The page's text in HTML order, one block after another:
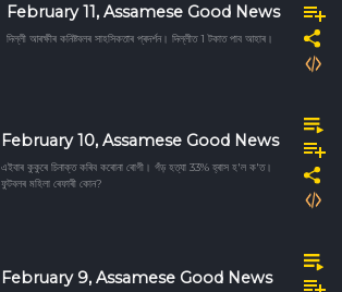
February 11, Assamese Good News
দিল্লী আৰক্ষীৰ কনিষ্টবলৰ সাহসিকতাৰ প্ৰদৰ্শন। দিল্লীত 1 টকাত পাব আহাৰ।
February 10, Assamese Good News
এইবাৰ কুকুৰে চিনাক্ত কৰিব কৰোনা ৰোগী। গঁড় হত্যা 33% হ্ৰাস হ'ল ক'ত।
ফুটবলৰ মহিলা ৰেফাৰী কোন?
February 9, Assamese Good News